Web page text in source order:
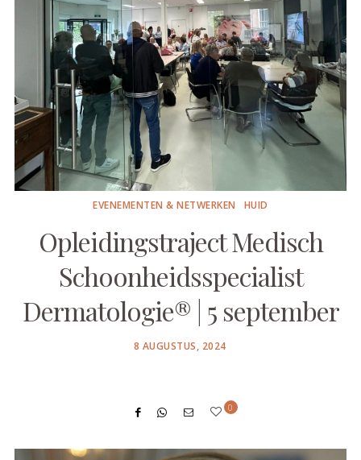
EVENEMENTEN & NETWERKEN HUID
Opleidingstraject Medisch
Schoonheidsspecialist
Dermatologie® | 5 september
POSTED
8 AUGUSTUS, 2024
0